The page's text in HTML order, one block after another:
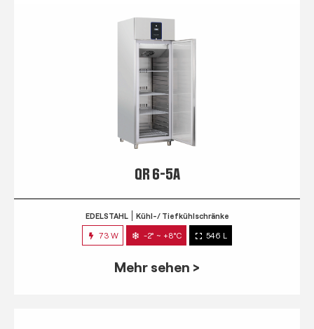
QR 6-5A
EDELSTAHL Kühl-/ Tiefkühlschränke
73 W -2° ~ +8°C 546 L
Mehr sehen >